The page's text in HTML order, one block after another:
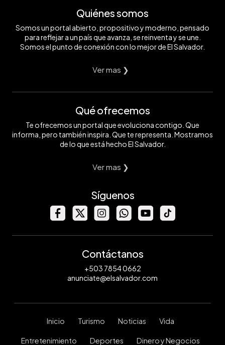
Quiénes somos
Somos un portal abierto, propositivo y moderno, pensado
para reflejar a un país que avanza, se reinventa y se une.
Somos el punto de conexión con lo mejor de El Salvador.
Ver mas ❯
Qué ofrecemos
Te ofrecemos un portal que evoluciona contigo. Que
informa, pero también inspira. Que te representa. Mostramos
de lo que está hecho El Salvador.
Ver mas ❯
Síguenos
Contáctanos
+503 7854 0662
anunciate@elsalvador.com
Inicio Turismo Noticias Vida
Entretenimiento Deportes Dinero y Negocios